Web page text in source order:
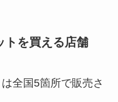
トを買える店舗
全国5箇所で販売さ